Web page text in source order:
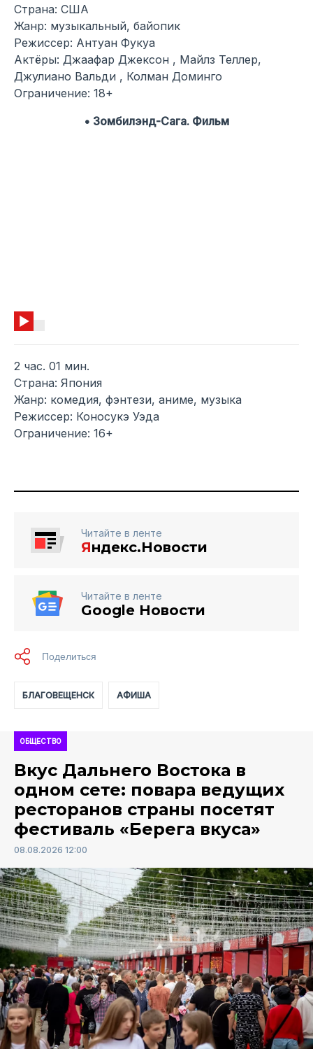
Страна: США
Жанр: музыкальный, байопик
Режиссер: Антуан Фукуа
Актёры: Джаафар Джексон , Майлз Теллер,
Джулиано Вальди , Колман Доминго
Ограничение: 18+
• Зомбилэнд-Сага. Фильм
2 час. 01 мин.
Страна: Япония
Жанр: комедия, фэнтези, аниме, музыка
Режиссер: Коносукэ Уэда
Ограничение: 16+
Читайте в ленте
Яндекс.Новости
Читайте в ленте
Google Новости
БЛАГОВЕЩЕНСК АФИША
ОБЩЕСТВО
Вкус Дальнего Востока в
одном сете: повара ведущих
ресторанов страны посетят
фестиваль «Берега вкуса»
08.08.2026 12:00